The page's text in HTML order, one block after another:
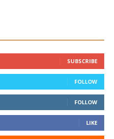
SUBSCRIBE
FOLLOW
FOLLOW
LIKE